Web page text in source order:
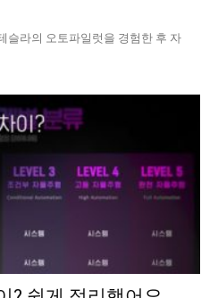
슬라의 오토파일럿을 경험한 후 자